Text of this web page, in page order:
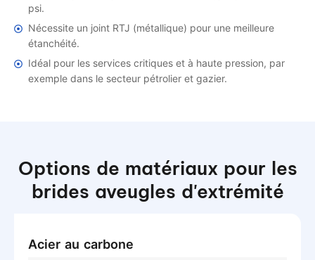
psi.
Nécessite un joint RTJ (métallique) pour une meilleure
étanchéité.
Idéal pour les services critiques et à haute pression, par
exemple dans le secteur pétrolier et gazier.
Options de matériaux pour les
brides aveugles d'extrémité
Acier au carbone